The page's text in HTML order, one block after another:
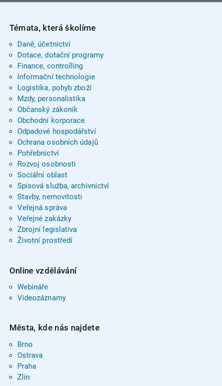
Témata, která školíme
Daně, účetnictví
Dotace, dotační programy
Finance, controlling
Informační technologie
Logistika, pohyb zboží
Mzdy, personalistika
Občanský zákoník
Obchodní korporace
Odpadové hospodářství
Ochrana osobních údajů
Pohřebnictví
Rozvoj osobnosti
Sociální oblast
Spisová služba, archivnictví
Stavby, nemovitosti
Veřejná správa
Veřejné zakázky
Zbrojní legislativa
Životní prostředí
Online vzdělávání
Webináře
Videozáznamy
Města, kde nás najdete
Brno
Ostrava
Praha
Zlín